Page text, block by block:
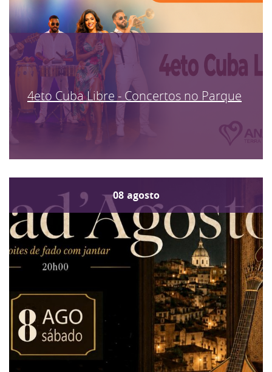
4eto Cuba Libre - Concertos no Parque
08 agosto